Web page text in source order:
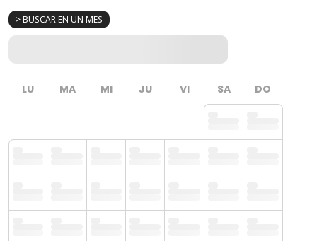
> BUSCAR EN UN MES
LU MA MI JU VI SA DO